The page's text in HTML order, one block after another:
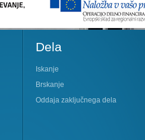
Dela
Iskanje
Brskanje
Oddaja zaključnega dela